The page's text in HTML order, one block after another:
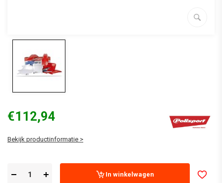
€112,94
Bekijk productinformatie >
In winkelwagen